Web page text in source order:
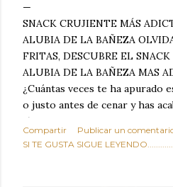
SNACK CRUJIENTE MÁS
ALUBIA DE LA BAÑEZA
FRITAS, DESCUBRE EL
ALUBIA DE LA BAÑEZA MAS
¿Cuántas veces te ha apurado
o justo antes de cenar y has
típicas patatas de bolsa, frutos
ultraprocesados llenos de
Compartir
Publicar un
SI TE GUSTA SIGUE LEYENDO............